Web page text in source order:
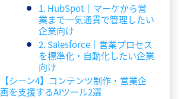
1. HubSpot｜マーケから営
業まで一気通貫で管理したい
企業向け
2. Salesforce｜営業プロセス
を標準化・自動化したい企業
向け
【シーン4】コンテンツ制作・営業企
画を支援するAIツール2選